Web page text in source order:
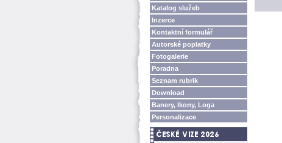
Katalog služeb
Inzerce
Kontaktní formulář
Autorské poplatky
Fotogalerie
Poradna
Seznam rubrik
Download
Banery, Ikony, Loga
Personalizace